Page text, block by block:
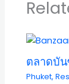
ตลาดบั
Phuket,